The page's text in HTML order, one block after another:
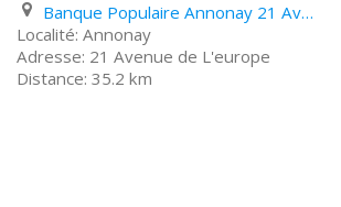
Banque Populaire Annonay 21 Avenue de L'europe
Annonay
21 Avenue de L'europe
35.2 km